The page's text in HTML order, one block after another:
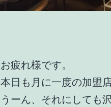
お疲れ様です。
本日も月に一度の加盟
うーん、それにしても